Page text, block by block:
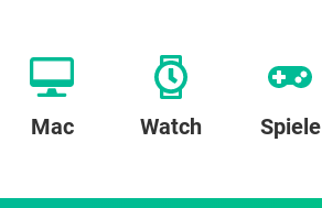
Mac Watch Spiele